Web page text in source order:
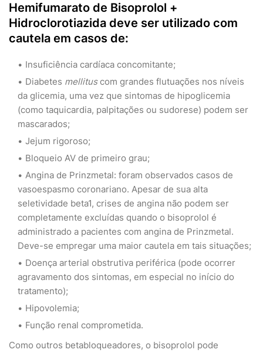
Hemifumarato de Bisoprolol +
Hidroclorotiazida deve ser utilizado com
cautela em casos de:
Insuficiência cardíaca concomitante;
Diabetes mellituscom grandes flutuações nos níveis
da glicemia, uma vez que sintomas de hipoglicemia
(como taquicardia, palpitações ou sudorese) podem ser
mascarados;
Jejum rigoroso;
Bloqueio AV de primeiro grau;
Angina de Prinzmetal: foram observados casos de
vasoespasmo coronariano. Apesar de sua alta
seletividade beta1, crises de angina não podem ser
completamente excluídas quando o bisoprolol é
administrado a pacientes com angina de Prinzmetal.
Deve-se empregar uma maior cautela em tais situações;
Doença arterial obstrutiva periférica (pode ocorrer
agravamento dos sintomas, em especial no início do
tratamento);
Hipovolemia;
Função renal comprometida.
Como outros betabloqueadores, o bisoprolol pode